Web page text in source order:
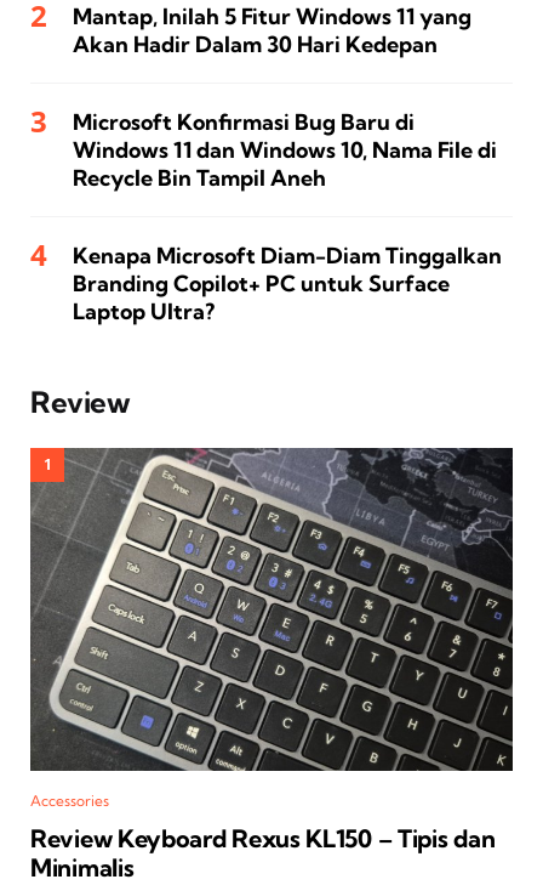
Mantap, Inilah 5 Fitur Windows 11 yang
Akan Hadir Dalam 30 Hari Kedepan
Microsoft Konfirmasi Bug Baru di
Windows 11 dan Windows 10, Nama File di
Recycle Bin Tampil Aneh
Kenapa Microsoft Diam-Diam Tinggalkan
Branding Copilot+ PC untuk Surface
Laptop Ultra?
Review
Accessories
Review Keyboard Rexus KL150 – Tipis dan
Minimalis